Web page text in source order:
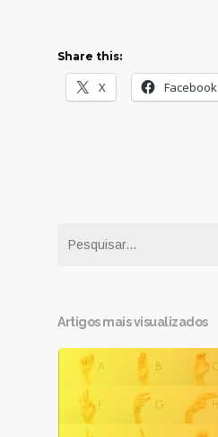
Share this:
X Facebook
Artigos mais visualizados